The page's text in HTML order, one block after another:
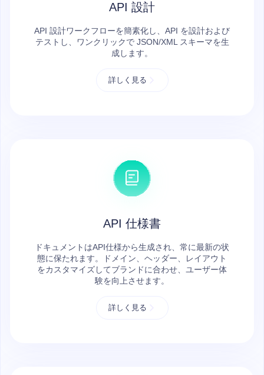
API 設計
API 設計ワークフローを簡素化し、API を設計および
テストし、ワンクリックで JSON/XML スキーマを生
成します。
詳しく見る
API 仕様書
ドキュメントはAPI仕様から生成され、常に最新の状
態に保たれます。ドメイン、ヘッダー、レイアウト
をカスタマイズしてブランドに合わせ、ユーザー体
験を向上させます。
詳しく見る